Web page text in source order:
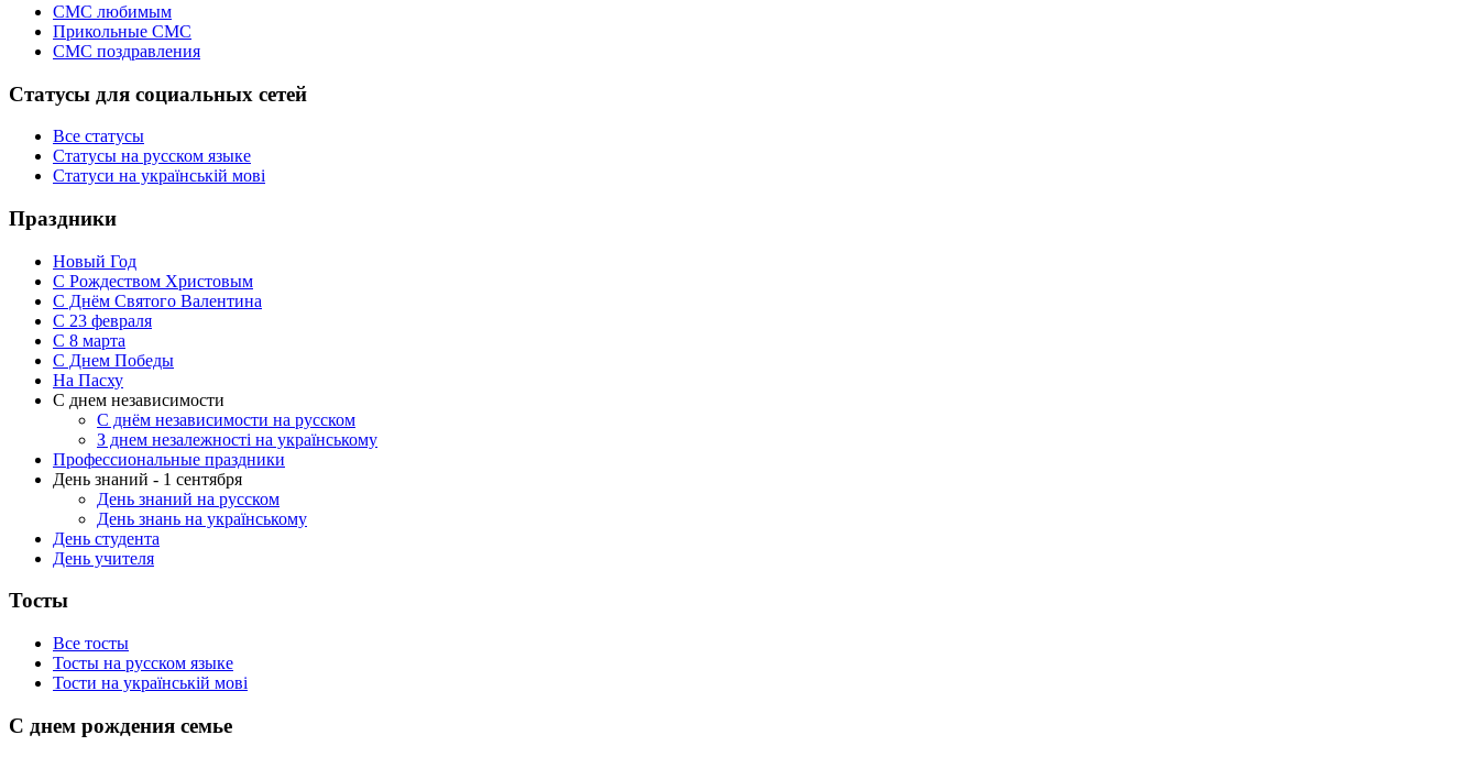
СМС любимым
Прикольные СМС
СМС поздравления
Статусы для социальных сетей
Все статусы
Статусы на русском языке
Статуси на українській мові
Праздники
Новый Год
С Рождеством Христовым
С Днём Святого Валентина
С 23 февраля
C 8 марта
С Днем Победы
На Пасху
С днем независимости
С днём независимости на русском
З днем незалежності на українському
Профессиональные праздники
День знаний - 1 сентября
День знаний на русском
День знань на українському
День студента
День учителя
Тосты
Все тосты
Тосты на русском языке
Тости на українській мові
С днем рождения семье